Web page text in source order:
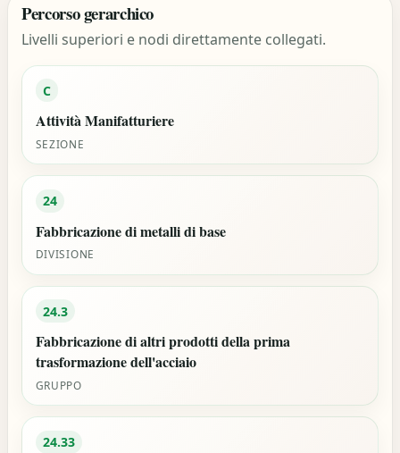
Percorso gerarchico
Livelli superiori e nodi direttamente collegati.
C
Attività Manifatturiere
SEZIONE
24
Fabbricazione di metalli di base
DIVISIONE
24.3
Fabbricazione di altri prodotti della prima
trasformazione dell'acciaio
GRUPPO
24.33